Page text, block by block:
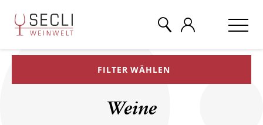
Weine
FILTER WÄHLEN